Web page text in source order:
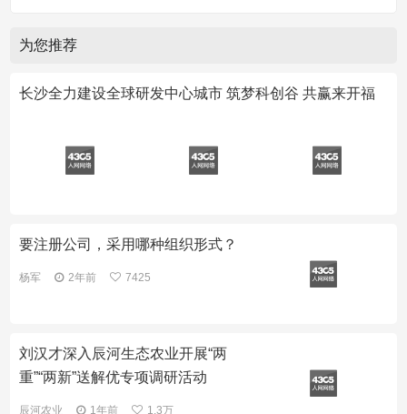
为您推荐
长沙全力建设全球研发中心城市 筑梦科创谷 共赢来开福
要注册公司，采用哪种组织形式？
杨军 2年前 7425
刘汉才深入辰河生态农业开展“两
重”“两新”送解优专项调研活动
辰河农业 1年前 1.3万